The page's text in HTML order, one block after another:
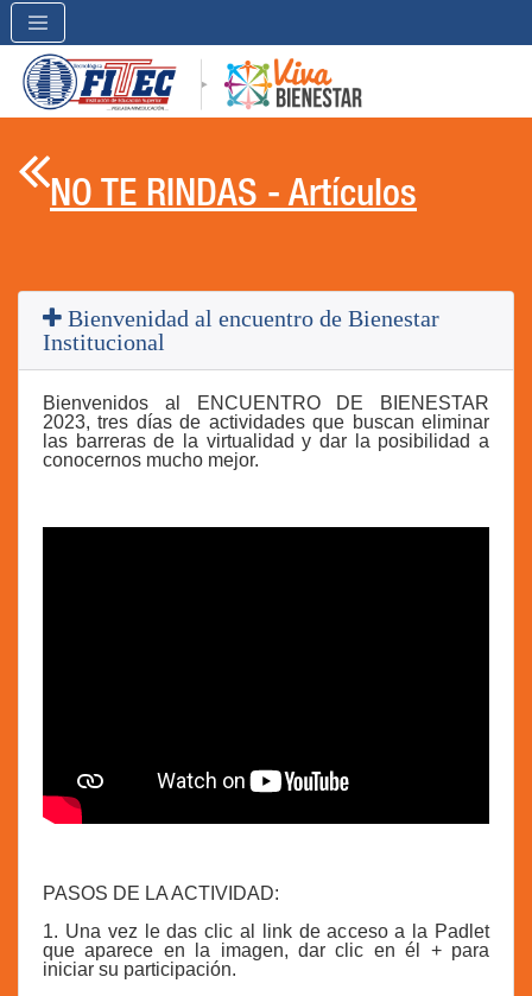
NO TE RINDAS - Artículos
Bienvenidad al encuentro de Bienestar
Institucional
Bienvenidos al ENCUENTRO DE BIENESTAR
2023, tres días de actividades que buscan eliminar
las barreras de la virtualidad y dar la posibilidad a
conocernos mucho mejor.
PASOS DE LA ACTIVIDAD:
1. Una vez le das clic al link de acceso a la Padlet
que aparece en la imagen, dar clic en él + para
iniciar su participación.